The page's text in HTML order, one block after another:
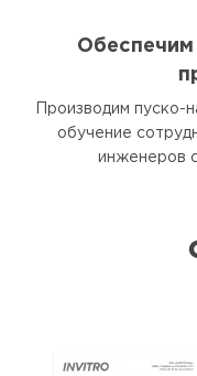
Обеспечим
Производим пуско-
обучение
инженеров с